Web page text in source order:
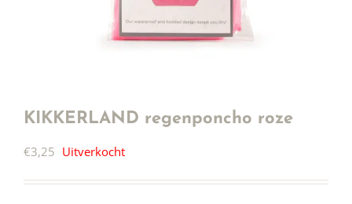
KIKKERLAND regenponcho roze
€3,25 Uitverkocht